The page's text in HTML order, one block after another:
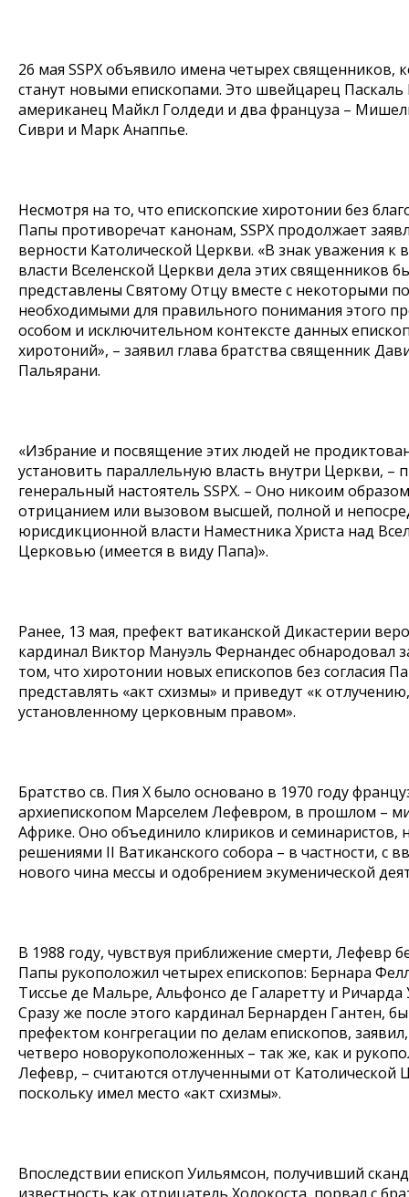
26 мая SSPX объявило имена четырех священников,
станут новыми епископами. Это швейцарец
американец Майкл Голдеди и два француза –
Сиври и Марк Анаппье.
Несмотря на то, что епископские хиротонии без
Папы противоречат канонам, SSPX продолжает
верности Католической Церкви. «В знак уважения к
власти Вселенской Церкви дела этих священников
представлены Святому Отцу вместе с некоторыми
необходимыми для правильного понимания этого
особом и исключительном контексте данных
хиротоний», – заявил глава братства священник
Пальярани.
«Избрание и посвящение этих людей не
установить параллельную власть внутри Церкви, –
генеральный настоятель SSPX. – Оно никоим
отрицанием или вызовом высшей, полной и
юрисдикционной власти Наместника Христа над
Церковью (имеется в виду Папа)».
Ранее, 13 мая, префект ватиканской Дикастерии
кардинал Виктор Мануэль Фернандес обнародовал
том, что хиротонии новых епископов без согласия
представлять «акт схизмы» и приведут «к отлучению,
установленному церковным правом».
Братство св. Пия Х было основано в 1970 году
архиепископом Марселем Лефевром, в прошлом –
Африке. Оно объединило клириков и семинаристов,
решениями II Ватиканского собора – в частности, с
нового чина мессы и одобрением экуменической
В 1988 году, чувствуя приближение смерти, Лефевр
Папы рукоположил четырех епископов: Бернара
Тиссье де Мальре, Альфонсо де Галаретту и Ричарда
Сразу же после этого кардинал Бернарден Гантен,
префектом конгрегации по делам епископов,
четверо новорукоположенных – так же, как и
Лефевр, – считаются отлученными от Католической
поскольку имел место «акт схизмы».
Впоследствии епископ Уильямсон, получивший